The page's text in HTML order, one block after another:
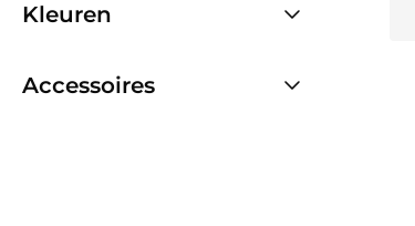
Kleuren
Accessoires